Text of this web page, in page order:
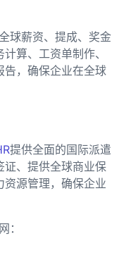
球薪资、提成、奖金
算、工资单制作、
告，确保企业在全球
提供全面的国际派遣
证、提供全球商业保
资源管理，确保企业
：